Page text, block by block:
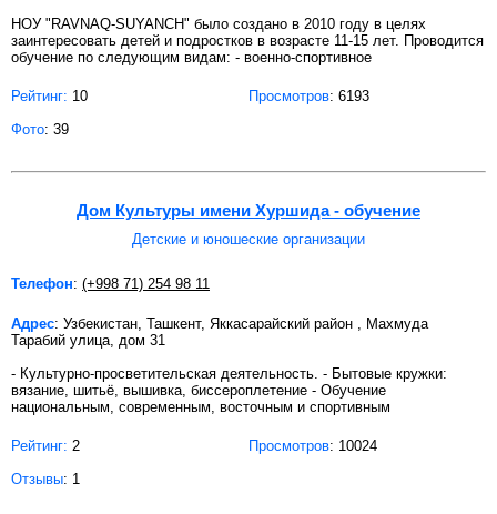
НОУ "RAVNAQ-SUYANCH" было создано в 2010 году в целях
заинтересовать детей и подростков в возрасте 11-15 лет. Проводится
обучение по следующим видам: - военно-спортивное
Рейтинг: 10 Просмотров: 6193
Фото: 39
Дом Культуры имени Хуршида - обучение
Детские и юношеские организации
Телефон: (+998 71) 254 98 11
Адрес: Узбекистан, Ташкент, Яккасарайский район , Махмуда
Тарабий улица, дом 31
- Культурно-просветительская деятельность. - Бытовые кружки:
вязание, шитьё, вышивка, биссероплетение - Обучение
национальным, современным, восточным и спортивным
Рейтинг: 2 Просмотров: 10024
Отзывы: 1